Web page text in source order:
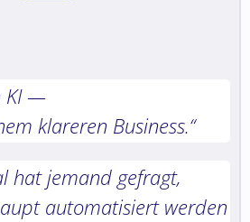
KI —
klareren Business.“
hat jemand gefragt,
automatisiert werden